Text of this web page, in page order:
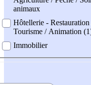
animaux
Hôtellerie - Restauration
Tourisme / Animation
Immobilier